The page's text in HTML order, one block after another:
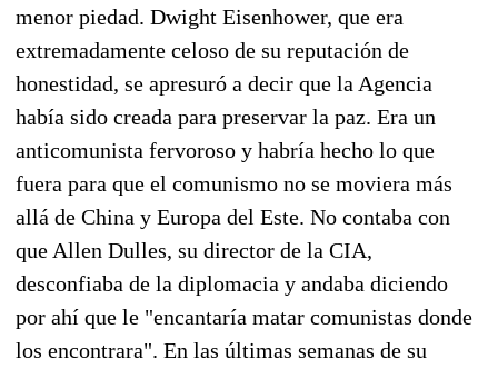
menor piedad. Dwight Eisenhower, que era
extremadamente celoso de su reputación de
honestidad, se apresuró a decir que la Agencia
había sido creada para preservar la paz. Era un
anticomunista fervoroso y habría hecho lo que
fuera para que el comunismo no se moviera más
allá de China y Europa del Este. No contaba con
que Allen Dulles, su director de la CIA,
desconfiaba de la diplomacia y andaba diciendo
por ahí que le "encantaría matar comunistas donde
los encontrara". En las últimas semanas de su